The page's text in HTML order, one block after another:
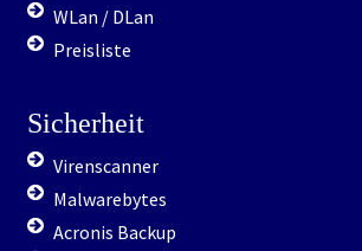
WLan / DLan
Preisliste
Sicherheit
Virenscanner
Malwarebytes
Acronis Backup